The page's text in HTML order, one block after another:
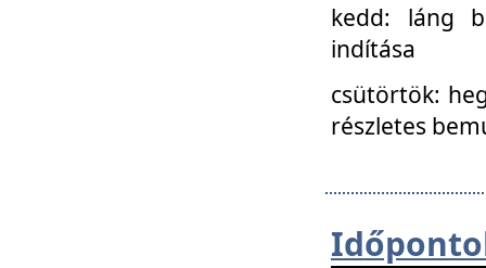
kedd: láng
indítása
csütörtök:
részletes